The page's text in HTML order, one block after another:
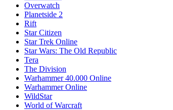
Overwatch
Planetside 2
Rift
Star Citizen
Star Trek Online
Star Wars: The Old Republic
Tera
The Division
Warhammer 40.000 Online
Warhammer Online
WildStar
World of Warcraft